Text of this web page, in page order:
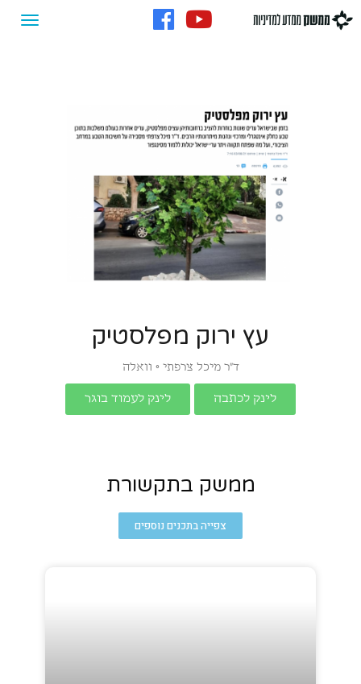
עץ ירוק מפלסטיק
ד״ר מיכל צרפתי ◦ וואלה
לינק לכתבה לינק לעמוד בוגר
ממשק בתקשורת
צפייה בתכנים נוספים